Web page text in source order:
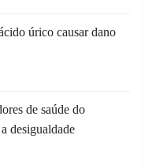
úrico causar dano
de saúde do
desigualdade